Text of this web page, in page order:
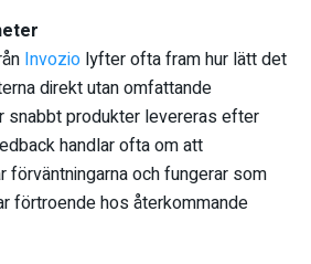
Invozio lyfter ofta fram hur lätt det
direkt utan omfattande
snabbt produkter levereras efter
handlar ofta om att
förväntningarna och fungerar som
förtroende hos återkommande